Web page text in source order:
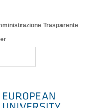
Trasparente